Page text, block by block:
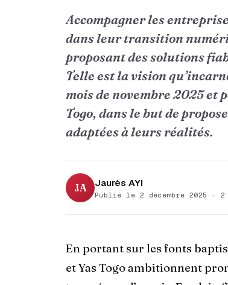
Accompagner les
dans leur transition
proposant des solutions
Telle est la vision
mois de novembre 2025 et
Togo, dans le but de
adaptées à leurs réalités.
JA Jaurès AYI
Publié le 2 décembre 2025 ·
En portant sur les fonts
et Yas Togo ambitionnent